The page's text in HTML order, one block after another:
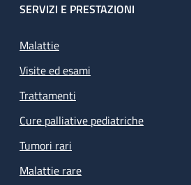
SERVIZI E PRESTAZIONI
Malattie
Visite ed esami
Trattamenti
Cure palliative pediatriche
Tumori rari
Malattie rare